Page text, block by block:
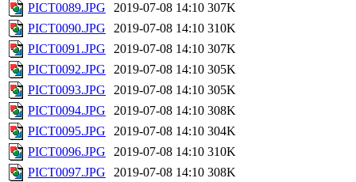
PICT0089.JPG
2019-07-08 14:10 307K
PICT0090.JPG
2019-07-08 14:10 310K
PICT0091.JPG
2019-07-08 14:10 307K
PICT0092.JPG
2019-07-08 14:10 305K
PICT0093.JPG
2019-07-08 14:10 305K
PICT0094.JPG
2019-07-08 14:10 308K
PICT0095.JPG
2019-07-08 14:10 304K
PICT0096.JPG
2019-07-08 14:10 310K
PICT0097.JPG
2019-07-08 14:10 308K